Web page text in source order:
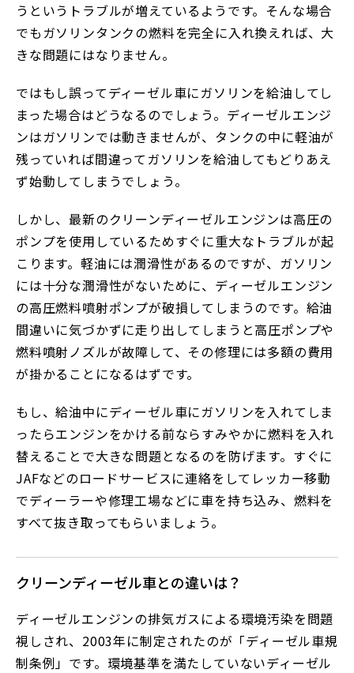
うというトラブルが増えているようです。そんな場合
でもガソリンタンクの燃料を完全に入れ換えれば、大
きな問題にはなりません。
ではもし誤ってディーゼル車にガソリンを給油してし
まった場合はどうなるのでしょう。ディーゼルエンジ
ンはガソリンでは動きませんが、タンクの中に軽油が
残っていれば間違ってガソリンを給油してもどりあえ
ず始動してしまうでしょう。
しかし、最新のクリーンディーゼルエンジンは高圧の
ポンプを使用しているためすぐに重大なトラブルが起
こります。軽油には潤滑性があるのですが、ガソリン
には十分な潤滑性がないために、ディーゼルエンジン
の高圧燃料噴射ポンプが破損してしまうのです。給油
間違いに気づかずに走り出してしまうと高圧ポンプや
燃料噴射ノズルが故障して、その修理には多額の費用
が掛かることになるはずです。
もし、給油中にディーゼル車にガソリンを入れてしま
ったらエンジンをかける前ならすみやかに燃料を入れ
替えることで大きな問題となるのを防げます。すぐに
JAFなどのロードサービスに連絡をしてレッカー移動
でディーラーや修理工場などに車を持ち込み、燃料を
すべて抜き取ってもらいましょう。
クリーンディーゼル車との違いは？
ディーゼルエンジンの排気ガスによる環境汚染を問題
視しされ、2003年に制定されたのが「ディーゼル車規
制条例」です。環境基準を満たしていないディーゼル